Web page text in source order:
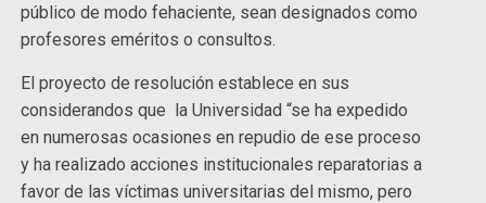
público de modo fehaciente, sean designados como
profesores eméritos o consultos.
El proyecto de resolución establece en sus
considerandos que la Universidad “se ha expedido
en numerosas ocasiones en repudio de ese proceso
y ha realizado acciones institucionales reparatorias a
favor de las víctimas universitarias del mismo, pero